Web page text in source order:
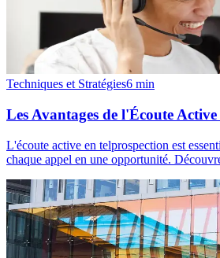
Techniques et Stratégies6 min
Les Avantages de l'Écoute
L'écoute active en telprospection est
chaque appel en une opportunité.